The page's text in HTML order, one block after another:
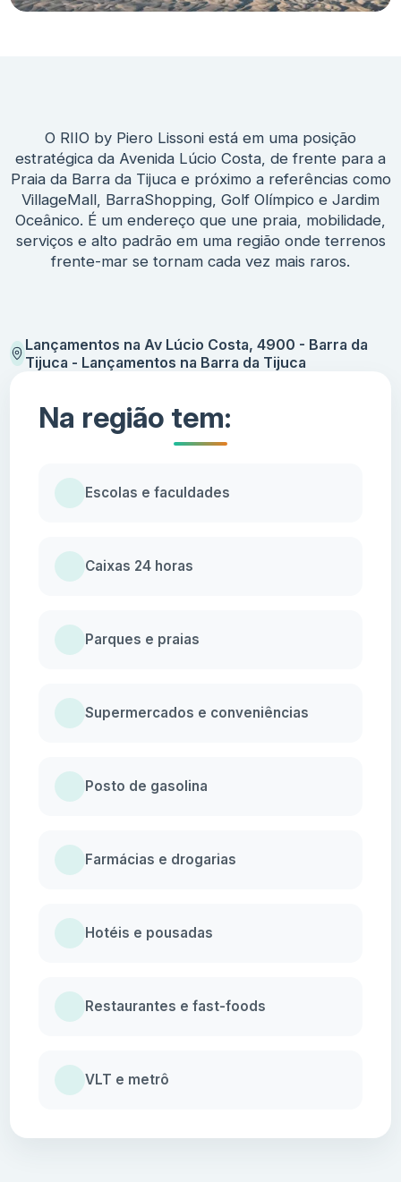
O RIIO by Piero Lissoni está em uma posição
estratégica da Avenida Lúcio Costa, de frente para a
Praia da Barra da Tijuca e próximo a referências como
VillageMall, BarraShopping, Golf Olímpico e Jardim
Oceânico. É um endereço que une praia, mobilidade,
serviços e alto padrão em uma região onde terrenos
frente-mar se tornam cada vez mais raros.
Lançamentos na Av Lúcio Costa, 4900 - Barra da
Tijuca - Lançamentos na Barra da Tijuca
Na região tem:
Escolas e faculdades
Caixas 24 horas
Parques e praias
Supermercados e conveniências
Posto de gasolina
Farmácias e drogarias
Hotéis e pousadas
Restaurantes e fast-foods
VLT e metrô